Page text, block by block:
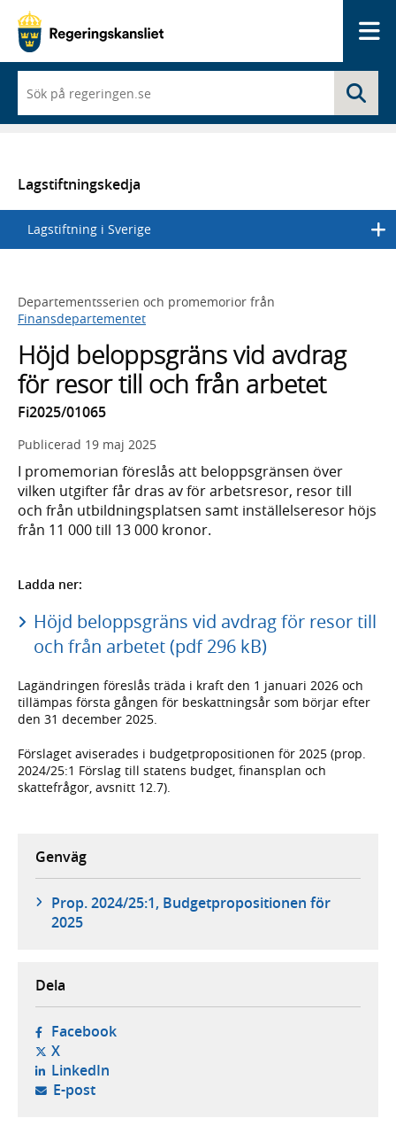
du
börjar
skriva
en
lista
med
sökförslag
Lagstiftningskedja
Lagstiftning i Sverige
Departementsserien och promemorior från
Finansdepartementet
Höjd beloppsgräns vid avdrag
för resor till och från arbetet
Fi2025/01065
Publicerad 19 maj 2025
I promemorian föreslås att beloppsgränsen över
vilken utgifter får dras av för arbetsresor, resor till
och från utbildningsplatsen samt inställelseresor höjs
från 11 000 till 13 000 kronor.
Ladda ner:
Höjd beloppsgräns vid avdrag för resor till
och från arbetet (pdf 296 kB)
Lagändringen föreslås träda i kraft den 1 januari 2026 och
tillämpas första gången för beskattningsår som börjar efter
den 31 december 2025.
Förslaget aviserades i budgetpropositionen för 2025 (prop.
2024/25:1 Förslag till statens budget, finansplan och
skattefrågor, avsnitt 12.7).
Genväg
Prop. 2024/25:1, Budgetpropositionen för
2025
Dela
Facebook- öppnas i ny flik, extern webbplats,
X- öppnas i ny flik, extern webbplats,
LinkedIn- öppnas i ny flik, extern webbplats,
E-post- öppnar din e-postklient,